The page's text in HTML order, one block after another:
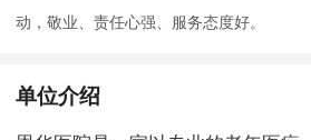
动，敬业、责任心强、服务态度好。
单位介绍